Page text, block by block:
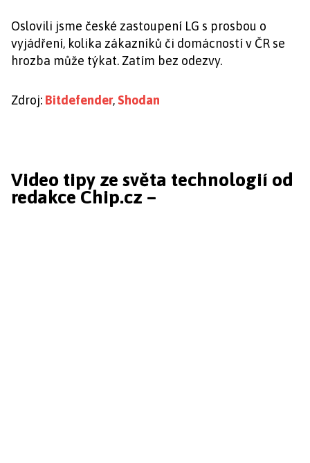
Oslovili jsme české zastoupení LG s prosbou o
vyjádření, kolika zákazníků či domácností v ČR se
hrozba může týkat. Zatím bez odezvy.
Zdroj: Bitdefender, Shodan
Video tipy ze světa technologií od
redakce Chip.cz –